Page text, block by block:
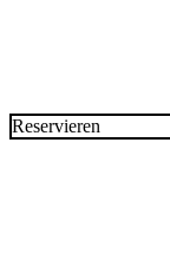
Reservieren